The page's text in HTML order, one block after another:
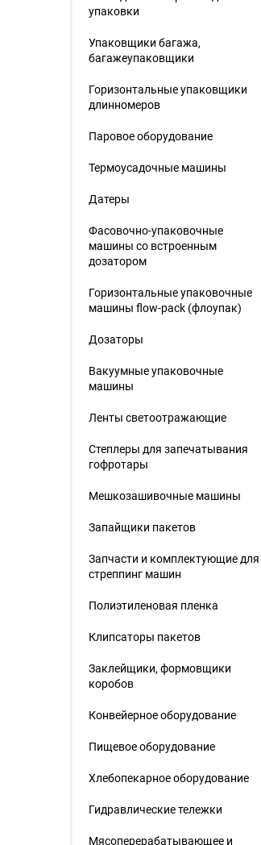
HBF12B
упаковки
Упаковщики багажа,
багажеупаковщики
Горизонтальные упаковщики
длинномеров
Паровое оборудование
Термоусадочные машины
Датеры
Фасовочно-упаковочные
машины со встроенным
дозатором
Горизонтальные упаковочные
машины flow-pack (флоупак)
Дозаторы
Вакуумные упаковочные
машины
Ленты светоотражающие
Степлеры для запечатывания
гофротары
Мешкозашивочные машины
Запайщики пакетов
Запчасти и комплектующие для
стреппинг машин
Полиэтиленовая пленка
Клипсаторы пакетов
Заклейщики, формовщики
коробов
Конвейерное оборудование
Пищевое оборудование
Хлебопекарное оборудование
Гидравлические тележки
Мясоперерабатывающее и